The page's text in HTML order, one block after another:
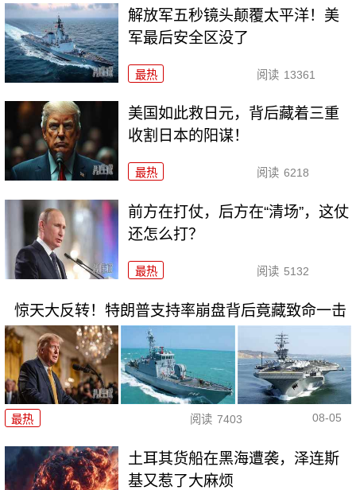
解放军五秒镜头颠覆太平洋！美
军最后安全区没了
最热 阅读 13361
美国如此救日元，背后藏着三重
收割日本的阳谋！
最热 阅读 6218
前方在打仗，后方在“清场”，这仗
还怎么打？
最热 阅读 5132
惊天大反转！特朗普支持率崩盘背后竟藏致命一击
最热 阅读 7403 08-05
土耳其货船在黑海遭袭，泽连斯
基又惹了大麻烦